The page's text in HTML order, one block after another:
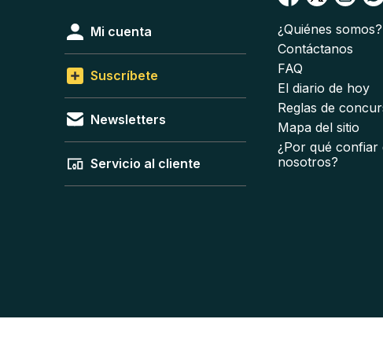
Mi cuenta
Suscríbete
Newsletters
Servicio al cliente
¿Quiénes somos?
Contáctanos
FAQ
El diario de hoy
Reglas de
Mapa del sitio
¿Por qué confiar
nosotros?